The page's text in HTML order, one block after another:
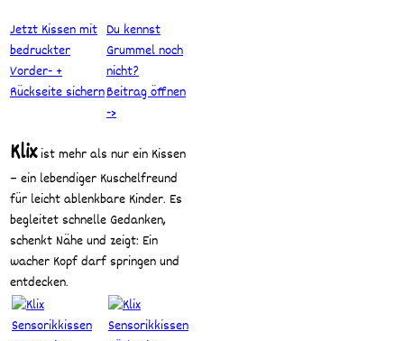
Jetzt Kissen mit
bedruckter
Vorder- +
Rückseite sichern
Du kennst
Grummel noch
nicht?
Beitrag öffnen
->
Klixist mehr als nur ein Kissen
– ein lebendiger Kuschelfreund
für leicht ablenkbare Kinder. Es
begleitet schnelle Gedanken,
schenkt Nähe und zeigt: Ein
wacher Kopf darf springen und
entdecken.